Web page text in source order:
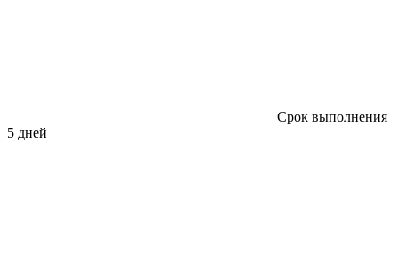
Срок выполнения
5 дней